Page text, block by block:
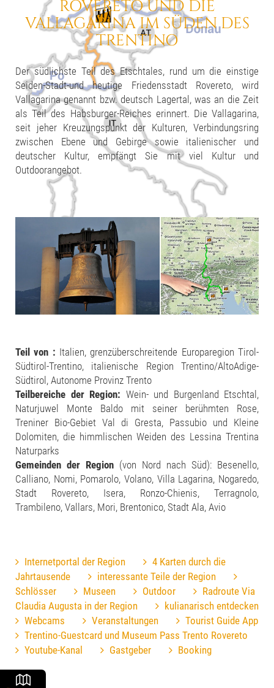
ROVERETO UND DIE
VALLAGARINAIM SÜDEN DES
TRENTINO
Der südlichste Teil des Etschtales, rund um die einstige
Seiden-Stadt-und heutige Friedensstadt Rovereto, wird
Vallagarina genannt bzw. deutsch Lagertal, was an die Zeit
als Teil des Habsburger-Reiches erinnert. Die Vallagarina,
seit jeher Kreuzungspunkt der Kulturen, Verbindungsring
zwischen Ebene und Gebirge sowie italienischer und
deutscher Kultur, empfängt Sie mit viel Kultur und
Outdoorangebot.
Teil von : Italien, grenzüberschreitende Europaregion Tirol-
Südtirol-Trentino, italienische Region Trentino/AltoAdige-
Südtirol, Autonome Provinz Trento
Teilbereiche der Region: Wein- und Burgenland Etschtal,
Naturjuwel Monte Baldo mit seiner berühmten Rose,
Treniner Bio-Gebiet Val di Gresta, Passubio und Kleine
Dolomiten, die himmlischen Weiden des Lessina Trentina
Naturparks
Gemeinden der Region (von Nord nach Süd): Besenello,
Calliano, Nomi, Pomarolo, Volano, Villa Lagarina, Nogaredo,
Stadt Rovereto, Isera, Ronzo-Chienis, Terragnolo,
Trambileno, Vallars, Mori, Brentonico, Stadt Ala, Avio
Internetportal der Region
4 Karten durch die
Jahrtausende
interessante Teile der Region
Schlösser
Museen Outdoor
Radroute Via
Claudia Augusta in der Region
kulianarisch entdecken
Webcams
Veranstaltungen
Tourist Guide App
Trentino-Guestcard und Museum Pass Trento Rovereto
Youtube-Kanal
Gastgeber Booking